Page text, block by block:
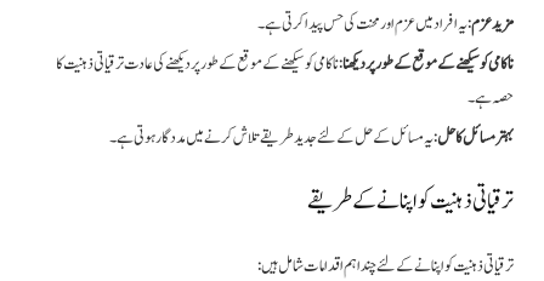
مزید عزم: یہ افراد میں عزم اور محنت کی حس پیدا کرتی ہے۔
ناکامی کو سیکھنے کے موقع کے طور پر دیکھنا: ناکامی کو سیکھنے کے موقع کے طور پر دیکھنے کی عادت ترقیاتی ذہنیت کا
حصہ ہے۔
بہتر مسائل کا حل: یہ مسائل کے حل کے لئے جدید طریقے تلاش کرنے میں مددگار ہوتی ہے۔
ترقیاتی ذہنیت کو اپنانے کے طریقے
ترقیاتی ذہنیت کو اپنانے کے لئے چند اہم اقدامات شامل ہیں: